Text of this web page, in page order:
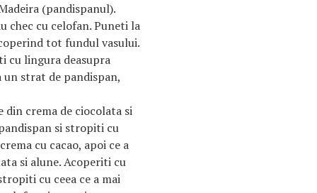
(pandispanul).
chec cu celofan. Puneti la
tot fundul vasului.
cu lingura deasupra
un strat de pandispan,
crema de ciocolata si
si stropiti cu
cu cacao, apoi ce a
si alune. Acoperiti cu
cu ceea ce a mai